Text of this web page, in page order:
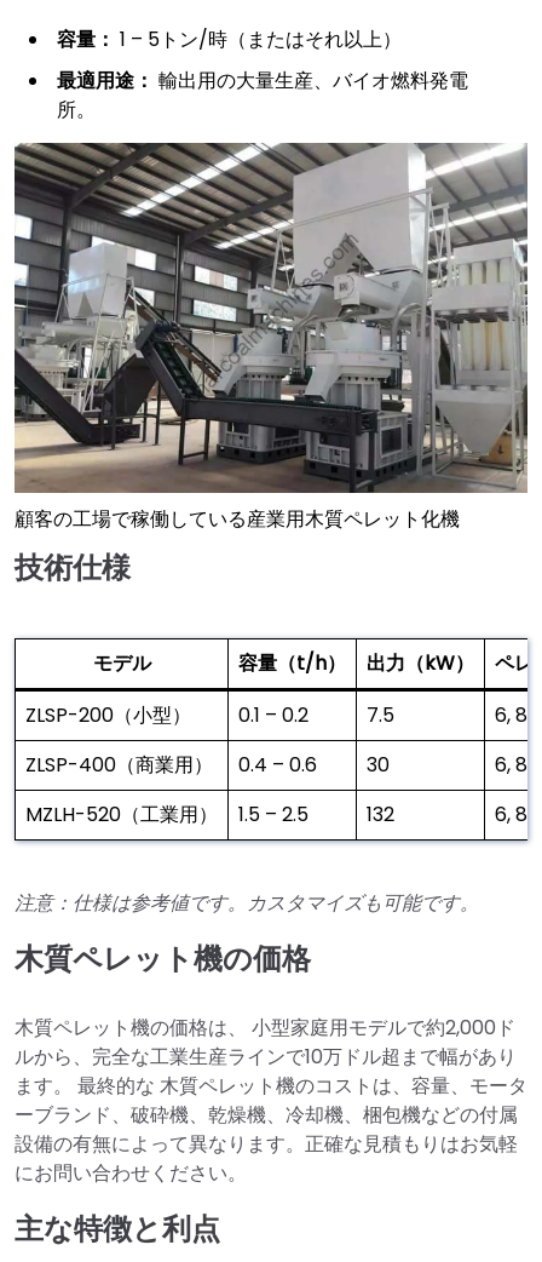
容量： 1 – 5トン/時（またはそれ以上）
最適用途： 輸出用の大量生産、バイオ燃料発電
所。
顧客の工場で稼働している産業用木質ペレット化機
技術仕様
モデル 容量（t/h） 出力（kW）
ペレ
ZLSP-200（小型）
0.1 – 0.2 7.5
6, 8,
ZLSP-400（商業用）
0.4 – 0.6 30
6, 8,
MZLH-520（工業用）
1.5 – 2.5 132 6, 8,
注意：仕様は参考値です。カスタマイズも可能です。
木質ペレット機の価格
木質ペレット機の価格は、 小型家庭用モデルで約2,000ド
ルから、完全な工業生産ラインで10万ドル超まで幅があり
ます。 最終的な 木質ペレット機のコストは、容量、モータ
ーブランド、破砕機、乾燥機、冷却機、梱包機などの付属
設備の有無によって異なります。正確な見積もりはお気軽
にお問い合わせください。
主な特徴と利点